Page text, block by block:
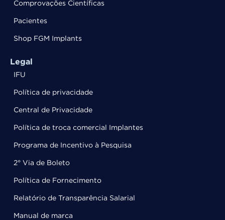
Comprovações Científicas
Pacientes
Shop FGM Implants
Legal
IFU
Política de privacidade
Central de Privacidade
Política de troca comercial Implantes
Programa de Incentivo à Pesquisa
2° Via de Boleto
Política de Fornecimento
Relatório de Transparência Salarial
Manual de marca